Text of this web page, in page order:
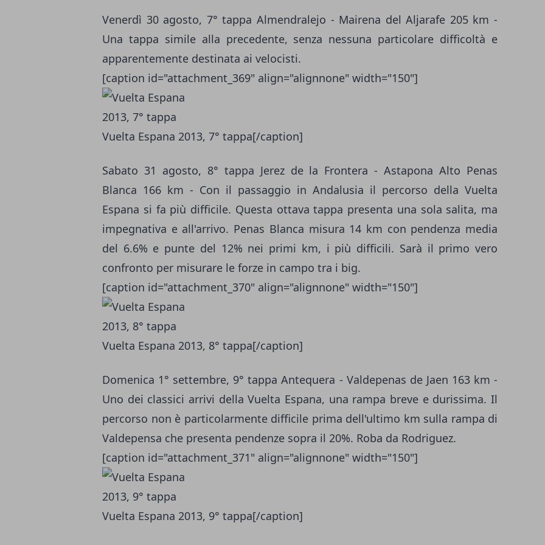
Venerdì 30 agosto, 7° tappa Almendralejo - Mairena del Aljarafe 205 km -
Una tappa simile alla precedente, senza nessuna particolare difficoltà e
apparentemente destinata ai velocisti.
[caption id="attachment_369" align="alignnone" width="150"]
Vuelta Espana 2013, 7° tappa[/caption]
Sabato 31 agosto, 8° tappa Jerez de la Frontera - Astapona Alto Penas
Blanca 166 km - Con il passaggio in Andalusia il percorso della Vuelta
Espana si fa più difficile. Questa ottava tappa presenta una sola salita, ma
impegnativa e all'arrivo. Penas Blanca misura 14 km con pendenza media
del 6.6% e punte del 12% nei primi km, i più difficili. Sarà il primo vero
confronto per misurare le forze in campo tra i big.
[caption id="attachment_370" align="alignnone" width="150"]
Vuelta Espana 2013, 8° tappa[/caption]
Domenica 1° settembre, 9° tappa Antequera - Valdepenas de Jaen 163 km -
Uno dei classici arrivi della Vuelta Espana, una rampa breve e durissima. Il
percorso non è particolarmente difficile prima dell'ultimo km sulla rampa di
Valdepensa che presenta pendenze sopra il 20%. Roba da Rodriguez.
[caption id="attachment_371" align="alignnone" width="150"]
Vuelta Espana 2013, 9° tappa[/caption]